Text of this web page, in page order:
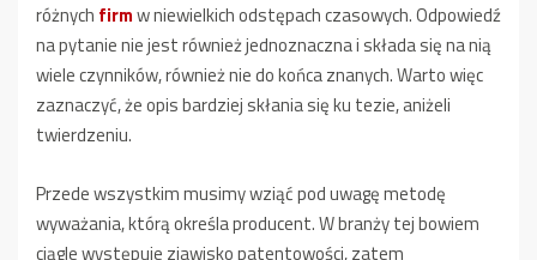
różnych firmw niewielkich odstępach czasowych. Odpowiedź
na pytanie nie jest również jednoznaczna i składa się na nią
wiele czynników, również nie do końca znanych. Warto więc
zaznaczyć, że opis bardziej skłania się ku tezie, aniżeli
twierdzeniu.
Przede wszystkim musimy wziąć pod uwagę metodę
wyważania, którą określa producent. W branży tej bowiem
ciągle występuje zjawisko patentowości, zatem